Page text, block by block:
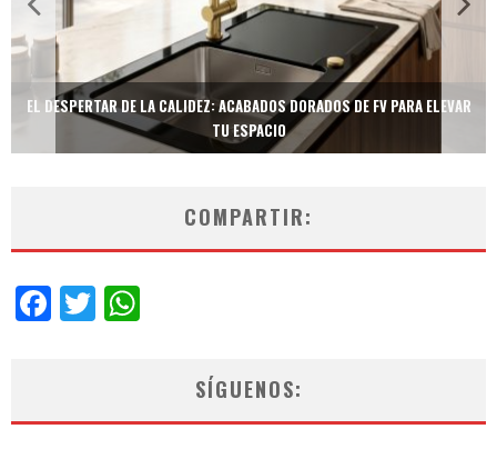
EL DESPERTAR DE LA CALIDEZ: ACABADOS DORADOS DE FV PARA ELEVAR
TU ESPACIO
COMPARTIR:
Facebook
Twitter
SÍGUENOS: